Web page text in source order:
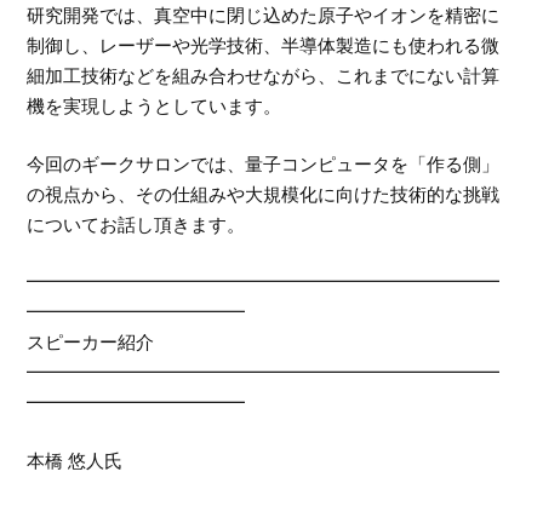
研究開発では、真空中に閉じ込めた原子やイオンを精密に
制御し、レーザーや光学技術、半導体製造にも使われる微
細加工技術などを組み合わせながら、これまでにない計算
機を実現しようとしています。
今回のギークサロンでは、量子コンピュータを「作る側」
の視点から、その仕組みや大規模化に向けた技術的な挑戦
についてお話し頂きます。
━━━━━━━━━━━━━━━━━━━━━━━━━━
━━━━━━━━━━━━
スピーカー紹介
━━━━━━━━━━━━━━━━━━━━━━━━━━
━━━━━━━━━━━━
本橋 悠人氏